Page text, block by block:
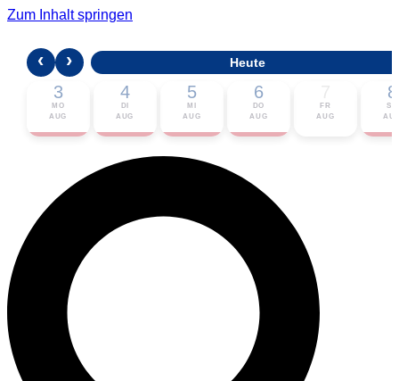
Zum Inhalt springen
🎟 Karten bestellen
‹ › Heute
3
MO
AUG
4
DI
AUG
5
MI
AUG
6
DO
AUG
FR
AUG
8
SA